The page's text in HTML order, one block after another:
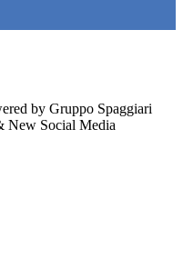
by Gruppo Spaggiari
New Social Media